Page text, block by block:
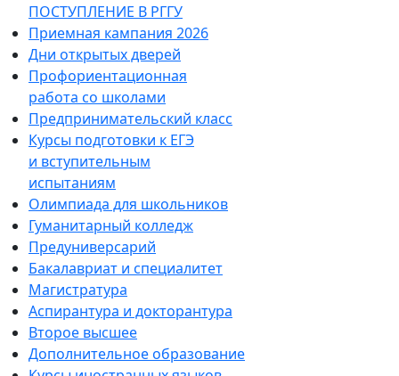
ПОСТУПЛЕНИЕ В РГГУ
Приемная кампания 2026
Дни открытых дверей
Профориентационная
работа со школами
Предпринимательский класс
Курсы подготовки к ЕГЭ
и вступительным
испытаниям
Олимпиада для школьников
Гуманитарный колледж
Предуниверсарий
Бакалавриат и специалитет
Магистратура
Аспирантура и докторантура
Второе высшее
Дополнительное образование